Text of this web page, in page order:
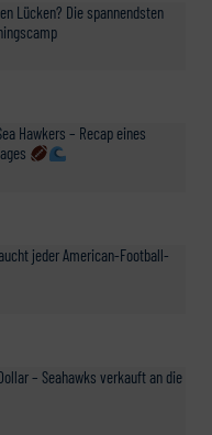
Lücken? Die spannendsten
Hawkers – Recap eines
jeder American-Football-
– Seahawks verkauft an die